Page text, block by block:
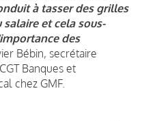
à tasser des grilles
et cela sous-
des
Bébin, secrétaire
Banques et
chez GMF.